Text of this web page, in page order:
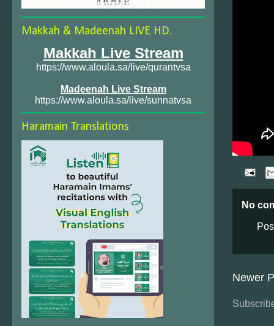
No
Newer
Makkah & Madeenah LIVE HD.
Makkah Live Stream
https://www.aloula.sa/live/qurantvsa
Madeenah Live Stream
https://www.aloula.sa/live/sunnatvsa
Haramain Translations